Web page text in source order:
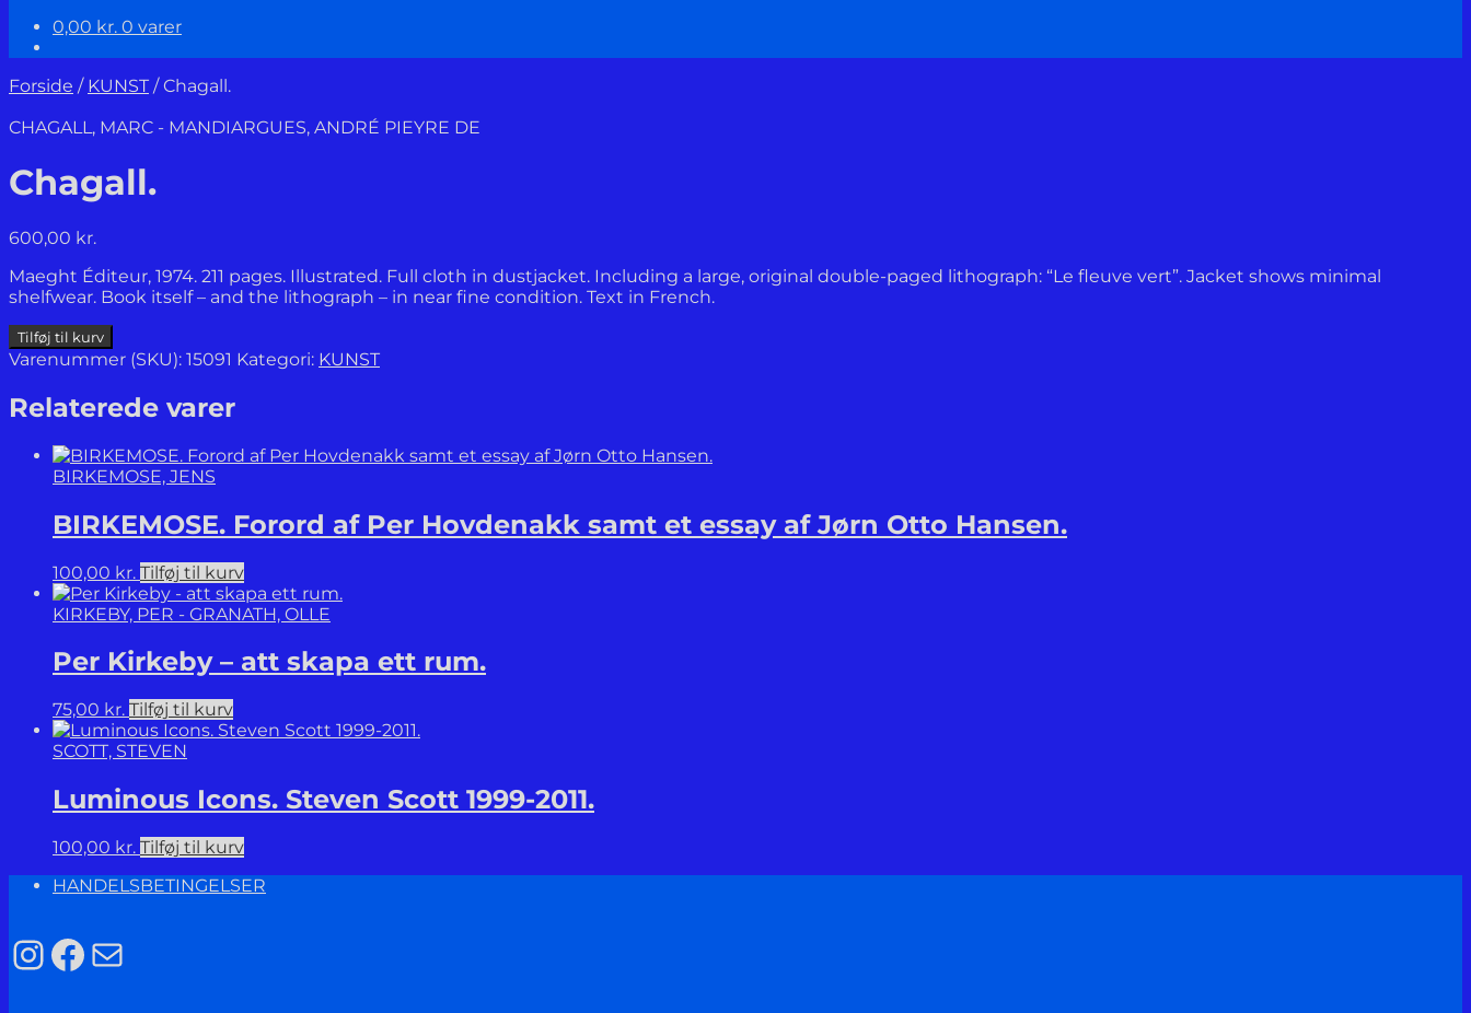
0,00 kr. 0 varer
Forside / KUNST /Chagall.
CHAGALL, MARC - MANDIARGUES, ANDRÉ PIEYRE DE
Chagall.
600,00 kr.
Maeght Éditeur, 1974. 211 pages. Illustrated. Full cloth in dustjacket. Including a large, original double-paged lithograph: “Le fleuve vert”. Jacket shows minimal
shelfwear. Book itself – and the lithograph – in near fine condition. Text in French.
Chagall.
antal
Tilføj til kurv
Varenummer (SKU): 15091 Kategori: KUNST
Relaterede varer
BIRKEMOSE, JENS
BIRKEMOSE. Forord af Per Hovdenakk samt et essay af Jørn Otto Hansen.
100,00 kr. Tilføj til kurv
KIRKEBY, PER - GRANATH, OLLE
Per Kirkeby – att skapa ett rum.
75,00 kr. Tilføj til kurv
SCOTT, STEVEN
Luminous Icons. Steven Scott 1999-2011.
100,00 kr. Tilføj til kurv
HANDELSBETINGELSER
Instagram
Facebook
Mail